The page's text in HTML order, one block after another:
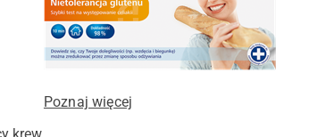
Poznaj więcej